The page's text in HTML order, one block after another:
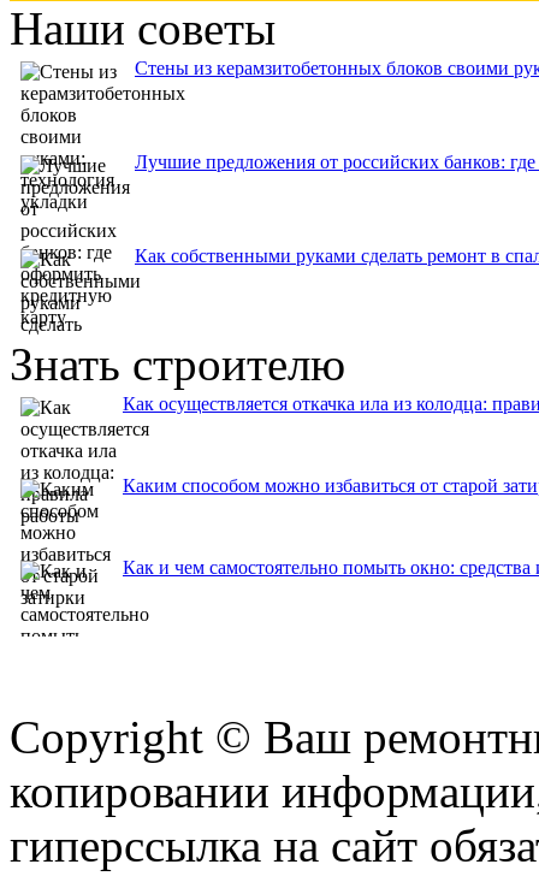
Наши советы
Стены из керамзитобетонных блоков своими
Лучшие предложения от российских банков:
Как собственными руками сделать ремонт в
Знать строителю
Как осуществляется откачка ила из колодца:
Каким способом можно избавиться от старой
Как и чем самостоятельно помыть окно: средства
Copyright © Ваш
копировании
гиперссылка на сайт